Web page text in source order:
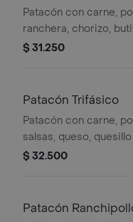
Patacón con carne,
ranchera, chorizo,
salsas, queso quesillo
$ 31.250
Patacón Trifásico
Patacón con carne,
salsas, queso,
$ 32.500
Patacón